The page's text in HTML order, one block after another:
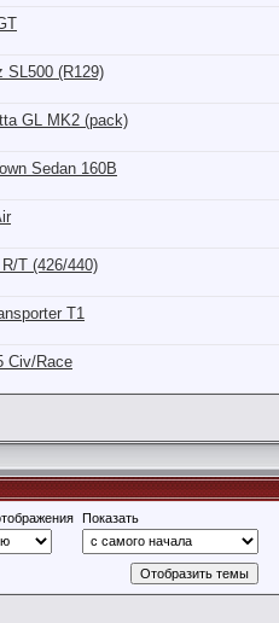
SL500 (R129)
GL MK2 (pack)
Sedan 160B
T (426/440)
T1
Civ/Race
Показать